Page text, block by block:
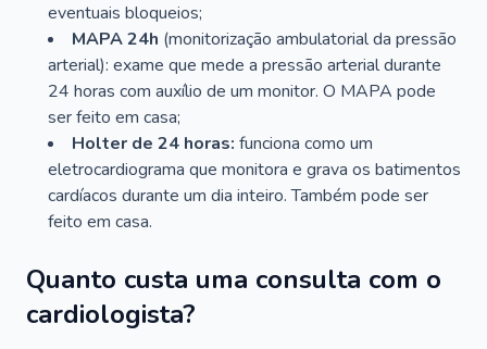
eventuais bloqueios;
MAPA 24h (monitorização ambulatorial da pressão
arterial): exame que mede a pressão arterial durante
24 horas com auxílio de um monitor. O MAPA pode
ser feito em casa;
Holter de 24 horas: funciona como um
eletrocardiograma que monitora e grava os batimentos
cardíacos durante um dia inteiro. Também pode ser
feito em casa.
Quanto custa uma consulta com o
cardiologista?